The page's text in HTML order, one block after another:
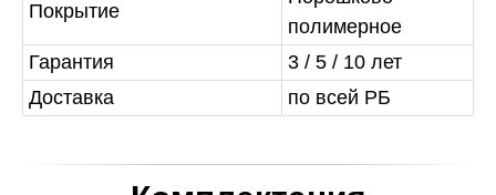
Покрытие
полимерное
Гарантия
3 / 5 / 10 лет
Доставка
по всей РБ